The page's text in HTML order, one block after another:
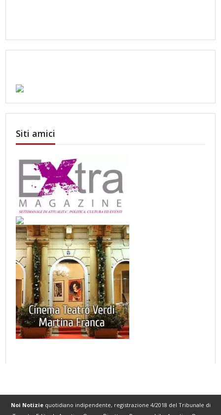
Siti amici
Noi Notiziequotidiano indipendente, registrazione 4/2018 del Tribunale di